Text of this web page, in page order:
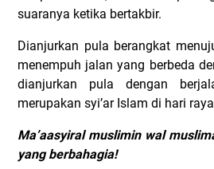
suaranya ketika bertakbir.
Dianjurkan pula berangkat
menempuh jalan yang berbeda
dianjurkan pula dengan
merupakan syi’ar Islam di hari
Ma’aasyiral muslimin wal
yang berbahagia!